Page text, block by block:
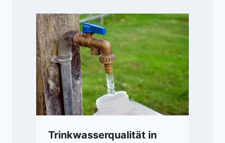
Trinkwasserqualität in